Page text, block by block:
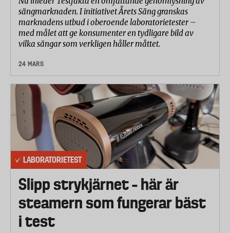
sängmarknaden. I initiativet Årets Säng granskas
marknadens utbud i oberoende laboratorietester –
med målet att ge konsumenter en tydligare bild av
vilka sängar som verkligen håller måttet.
24 MARS
LABORATORIETEST
Slipp strykjärnet – här är
steamern som fungerar bäst
i test